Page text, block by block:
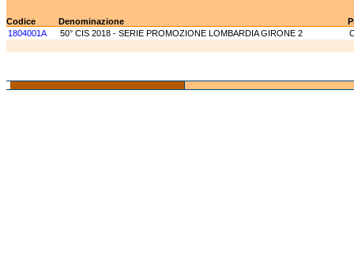
Codice Denominazione
1804001A
50° CIS 2018 - SERIE PROMOZIONE LOMBARDIA GIRONE 2